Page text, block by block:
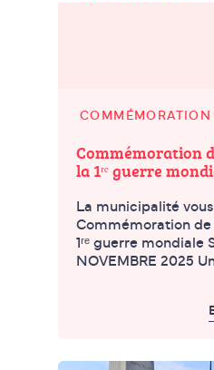
COMMÉMORATION
Commémoration
la 1ʳᵉ guerre
La municipalité
Commémoration de
1ʳᵉ guerre mondiale
NOVEMBRE 2025